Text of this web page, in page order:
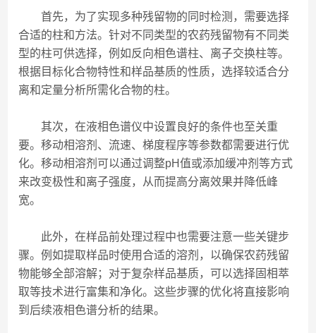
首先，为了实现多种残留物的同时检测，需要选择
合适的柱和方法。针对不同类型的农药残留物有不同类
型的柱可供选择，例如反向相色谱柱、离子交换柱等。
根据目标化合物特性和样品基质的性质，选择较适合分
离和定量分析所需化合物的柱。
其次，在液相色谱仪中设置良好的条件也至关重
要。移动相溶剂、流速、梯度程序等参数都需要进行优
化。移动相溶剂可以通过调整pH值或添加缓冲剂等方式
来改变极性和离子强度，从而提高分离效果并降低峰
宽。
此外，在样品前处理过程中也需要注意一些关键步
骤。例如提取样品时使用合适的溶剂，以确保农药残留
物能够全部溶解；对于复杂样品基质，可以选择固相萃
取等技术进行富集和净化。这些步骤的优化将直接影响
到后续液相色谱分析的结果。